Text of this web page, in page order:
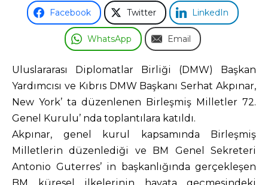
Facebook Twitter LinkedIn
WhatsApp Email
Uluslararası Diplomatlar Birliği (DMW) Başkan
Yardımcısı ve Kıbrıs DMW Başkanı Serhat Akpınar,
New York’ ta düzenlenen Birleşmiş Milletler 72.
Genel Kurulu’ nda toplantılara katıldı.
Akpınar, genel kurul kapsamında Birleşmiş
Milletlerin düzenlediği ve BM Genel Sekreteri
Antonio Guterres’ in başkanlığında gerçekleşen